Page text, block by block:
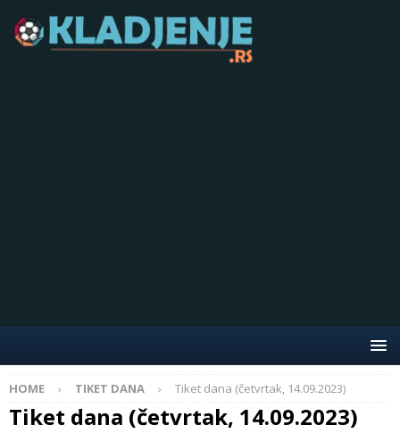
HOME TIKET DANA Tiket dana (četvrtak, 14.09.2023)
Tiket dana (četvrtak, 14.09.2023)